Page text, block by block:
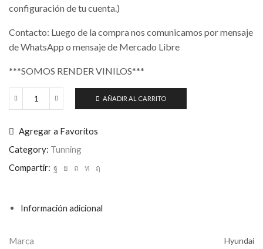
configuración de tu cuenta.)
Contacto: Luego de la compra nos comunicamos por mensaje
de WhatsApp o mensaje de Mercado Libre
***SOMOS RENDER VINILOS***
Vinilo
Hyundai
Hb20
Hb
20
AÑADIR AL CARRITO
Agregar a Favoritos
Category: Tunning
Compartir:
Información adicional
Marca Hyundai